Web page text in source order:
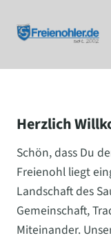
Inhalt
springen
Herzlich
Schön, dass Du
Freienohl liegt
Landschaft des
Gemeinschaft,
Miteinander.